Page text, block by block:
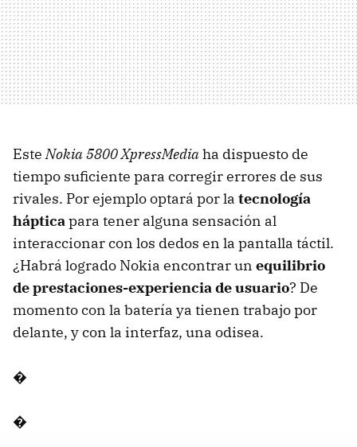
EsteNokia 5800 XpressMediaha dispuesto de
tiempo suficiente para corregir errores de sus
rivales. Por ejemplo optará por la tecnología
hápticapara tener alguna sensación al
interaccionar con los dedos en la pantalla táctil.
¿Habrá logrado Nokia encontrar un equilibrio
de prestaciones-experiencia de usuario? De
momento con la batería ya tienen trabajo por
delante, y con la interfaz, una odisea.
�
�